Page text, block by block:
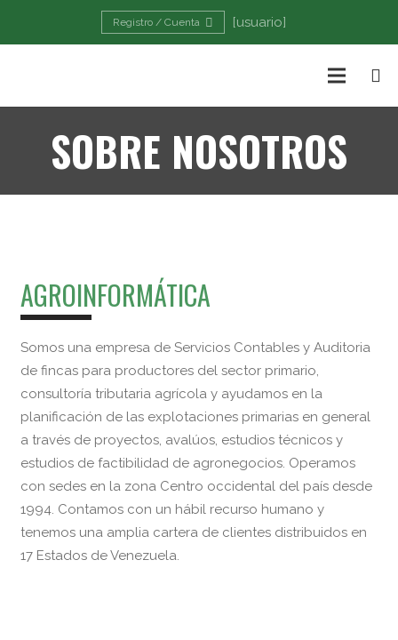
Registro / Cuenta [usuario]
SOBRE NOSOTROS
AGROINFORMÁTICA
Somos una empresa de Servicios Contables y Auditoria
de fincas para productores del sector primario,
consultoría tributaria agrícola y ayudamos en la
planificación de las explotaciones primarias en general
a través de proyectos, avalúos, estudios técnicos y
estudios de factibilidad de agronegocios. Operamos
con sedes en la zona Centro occidental del país desde
1994. Contamos con un hábil recurso humano y
tenemos una amplia cartera de clientes distribuidos en
17 Estados de Venezuela.